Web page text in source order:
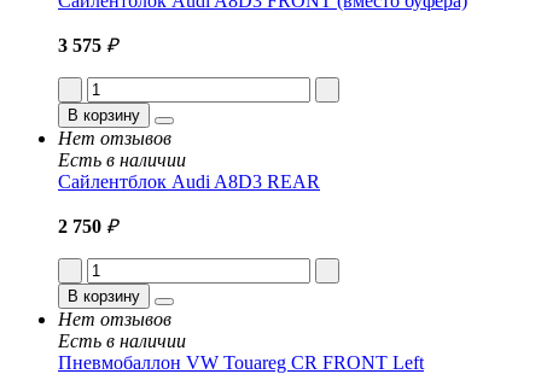
3 575 ₽
В корзину
Нет отзывов
Есть в наличии
Сайлентблок Audi A8D3 REAR
2 750 ₽
В корзину
Нет отзывов
Есть в наличии
Пневмобаллон VW Touareg CR FRONT Left